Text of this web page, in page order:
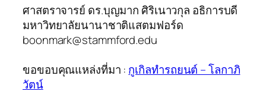
ศาสตราจารย์ ดร.บุญมาก ศิริเนาวกุล อธิการบดี
มหาวิทยาลัยนานาชาติแสตมฟอร์ด
boonmark@stammford.edu
ขอขอบคุณแหล่งที่มา : กูเกิลทำรถยนต์ – โลกาภิ
วัตน์